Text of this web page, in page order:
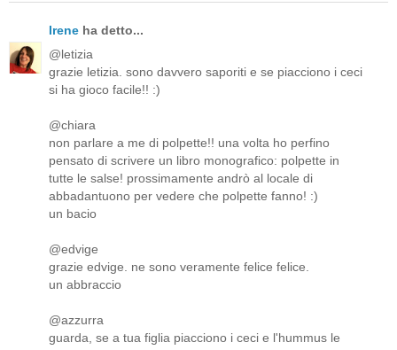
Irene ha detto...
@letizia
grazie letizia. sono davvero saporiti e se piacciono i ceci
si ha gioco facile!! :)
@chiara
non parlare a me di polpette!! una volta ho perfino
pensato di scrivere un libro monografico: polpette in
tutte le salse! prossimamente andrò al locale di
abbadantuono per vedere che polpette fanno! :)
un bacio
@edvige
grazie edvige. ne sono veramente felice felice.
un abbraccio
@azzurra
guarda, se a tua figlia piacciono i ceci e l'hummus le